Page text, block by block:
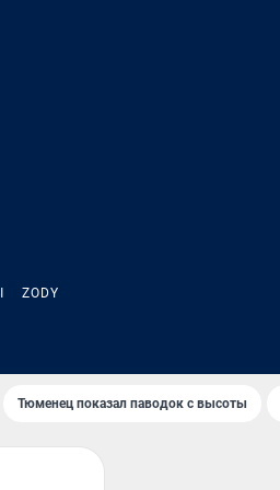
ZODY
Тюменец показал паводок с высоты